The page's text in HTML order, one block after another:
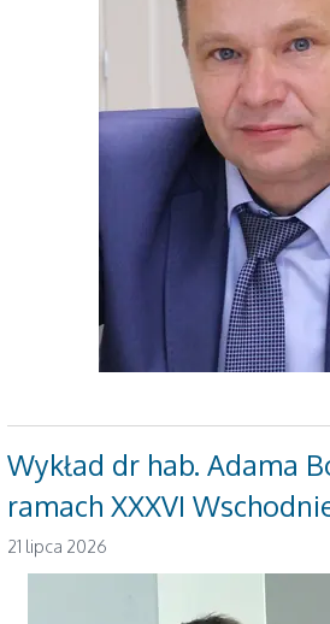
Wykład dr hab. Adama
ramach XXXVI
21 lipca 2026